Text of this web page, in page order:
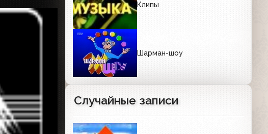
Клипы
Шарман-шоу
Случайные записи